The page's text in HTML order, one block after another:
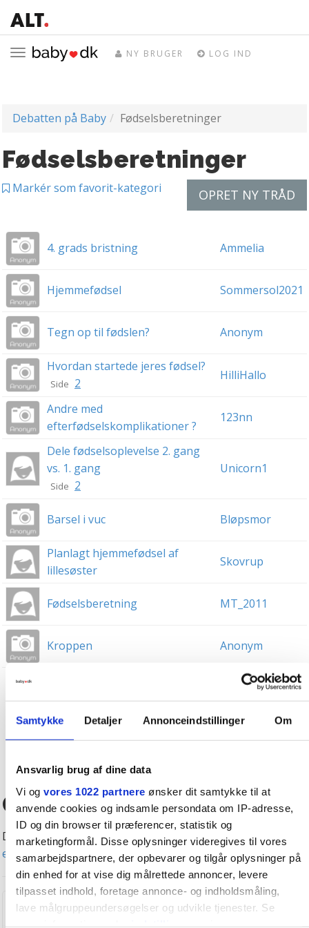
Samtykke Detaljer Annonceindstillinger Om
Ansvarlig brug af dine data
Vi og vores 1022 partnere ønsker dit samtykke til at
anvende cookies og indsamle persondata om IP-adresse,
ID og din browser til præferencer, statistik og
marketingformål. Disse oplysninger videregives til vores
samarbejdspartnere, der opbevarer og tilgår oplysninger på
din enhed for at vise dig målrettede annoncer, levere
tilpasset indhold, foretage annonce- og indholdsmåling,
lave målgruppeundersøgelser og udvikle tjenester. Se
Toggle
NY BRUGER LOG IND
Debatten på Baby Fødselsberetninger
Fødselsberetninger
OPRET NY TRÅD
Markér som favorit-kategori
4. grads bristning Ammelia
Hjemmefødsel Sommersol2021
Tegn op til fødslen? Anonym
Hvordan startede jeres fødsel?
Side 2
HilliHallo
Andre med
efterfødselskomplikationer ?
123nn
Dele fødselsoplevelse 2. gang
vs. 1. gang
Side 2
Unicorn1
Barsel i vuc Bløpsmor
Planlagt hjemmefødsel af
lillesøster
Skovrup
Fødselsberetning MT_2011
Kroppen Anonym
OPRET NY TRÅD
Gratis eksperthjælp
Det er gratis at søge hjælp hos vores eksperter - se alle
eksperterne her.
Rikke Nielsen